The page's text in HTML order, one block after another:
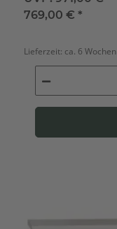
769,00 €*
Lieferzeit: ca. 6 Wochen